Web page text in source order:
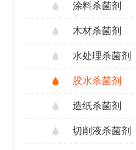
涂料杀菌剂
木材杀菌剂
水处理杀菌剂
胶水杀菌剂
造纸杀菌剂
切削液杀菌剂